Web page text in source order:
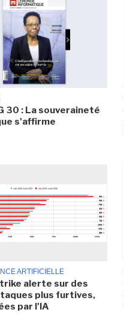
30 : La souveraineté
s'affirme
ARTIFICIELLE
alerte sur des
plus furtives,
par l'IA